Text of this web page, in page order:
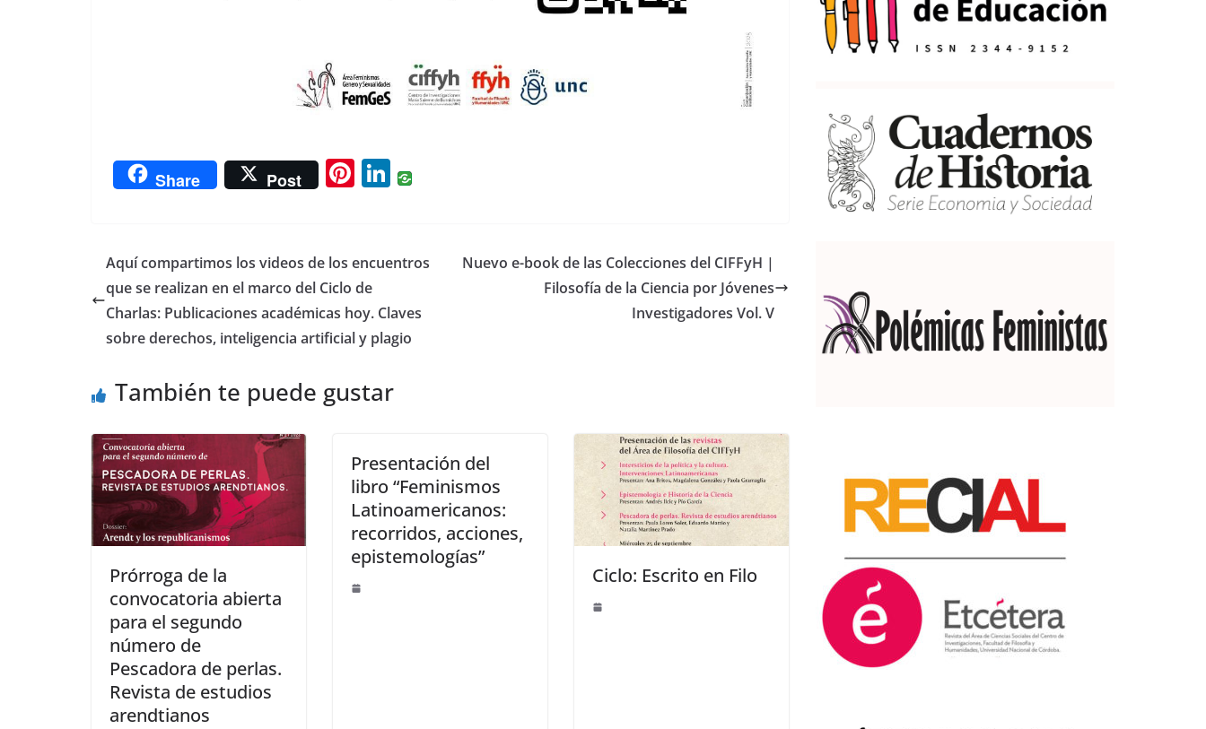
Share Post Pi
nt
e
st
Li
e
n
Aquí compartimos los videos de los encuentros
que se realizan en el marco del Ciclo de
Charlas: Publicaciones académicas hoy. Claves
sobre derechos, inteligencia artificial y plagio
Nuevo e-book de las Colecciones del CIFFyH |
Filosofía de la Ciencia por Jóvenes
Investigadores Vol. V
También te puede gustar
Prórroga de la
convocatoria abierta
para el segundo
número de
Pescadora de perlas.
Revista de estudios
arendtianos
Presentación del
libro “Feminismos
Latinoamericanos:
recorridos, acciones,
epistemologías”
Ciclo: Escrito en Filo